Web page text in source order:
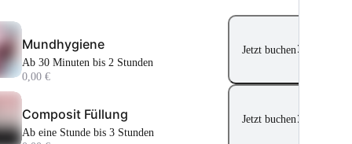
Mundhygiene
Ab 30 Minuten bis 2 Stunden
0,00 €
Jetzt buchen
Composit Füllung
Ab eine Stunde bis 3 Stunden
Jetzt buchen